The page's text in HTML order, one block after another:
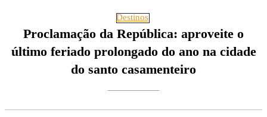
Destinos
Proclamação da República: aproveite o
último feriado prolongado do ano na cidade
do santo casamenteiro